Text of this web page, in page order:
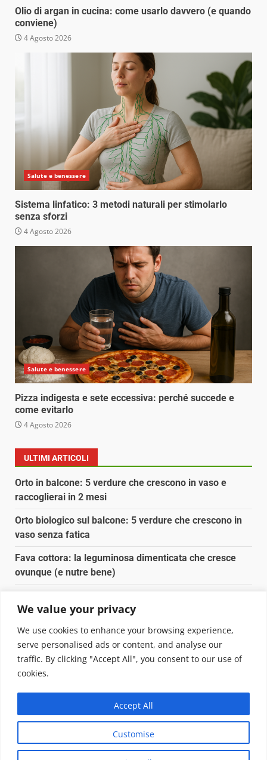
We value your privacy
We use cookies to enhance your browsing experience,
serve personalised ads or content, and analyse our
traffic. By clicking "Accept All", you consent to our use of
cookies.
Customise
Accept All
Olio di argan in cucina: come usarlo davvero (e quando
conviene)
4 Agosto 2026
Salute e benessere
Sistema linfatico: 3 metodi naturali per stimolarlo
senza sforzi
4 Agosto 2026
Salute e benessere
Pizza indigesta e sete eccessiva: perché succede e
come evitarlo
4 Agosto 2026
ULTIMI ARTICOLI
Orto in balcone: 5 verdure che crescono in vaso e
raccoglierai in 2 mesi
Orto biologico sul balcone: 5 verdure che crescono in
vaso senza fatica
Fava cottora: la leguminosa dimenticata che cresce
ovunque (e nutre bene)
settembre 2026
Nancy la tartaruga torna libera in Adriatico
Copyright © 2025 Biopianeta.it proprietà di Jws Media
Questo blog non è una testata giornalistica, in quanto
viene aggiornato senza alcuna periodicità. Non può
pertanto considerarsi un prodotto editoriale ai sensi
della legge n. 62 del 07.03.2001|DarkNewsvon AF
themes.